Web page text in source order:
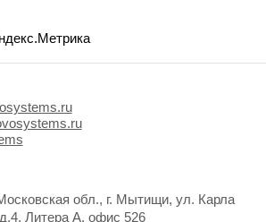
обл., г. Мытищи, ул. Карла
Литера А, офис 526